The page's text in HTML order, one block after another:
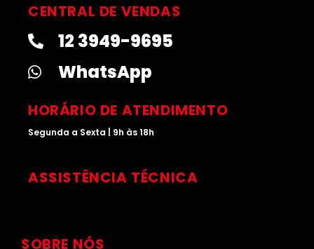
t
g
r
a
m
k
e
d
i
n
t
u
b
e
t
o
k
CENTRAL DE VENDAS
12 3949-9695
WhatsApp
HORÁRIO DE ATENDIMENTO
Segunda a Sexta | 9h às 18h
ASSISTÊNCIA TÉCNICA
SOBRE NÓS